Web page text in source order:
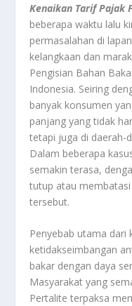
Kenaikan Tarif Pajak
beberapa waktu lalu
permasalahan di
kelangkaan dan
Pengisian Bahan
Indonesia. Seiring
banyak konsumen
panjang yang tidak
tetapi juga di daerah-
Dalam beberapa
semakin terasa,
tutup atau
tersebut.
Penyebab utama dari
ketidakseimbangan
bakar dengan daya
Masyarakat yang
Pertalite terpaksa